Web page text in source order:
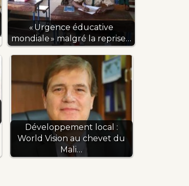
« Urgence éducative
mondiale » malgré la reprise…
Développement local :
World Vision au chevet du
Mali…